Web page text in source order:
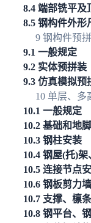
8.4 端部铣平及
8.5 钢构件外形
9 钢构件预
9.1 一般规定
9.2 实体预拼装
9.3 仿真模拟预
10 单层、多
10.1 一般规定
10.2 基础和地
10.3 钢柱安装
10.4 钢屋(托)
10.5 连接节点
10.6 钢板剪力
10.7 支撑、檩
10.8 钢平台、